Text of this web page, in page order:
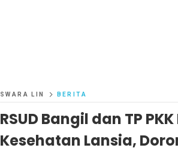
SWARA LIN BERITA
RSUD Bangil dan TP
Kesehatan Lansia,